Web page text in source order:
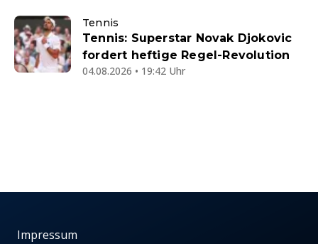
Tennis
Tennis: Superstar Novak Djokovic
fordert heftige Regel-Revolution
04.08.2026 • 19:42 Uhr
Impressum